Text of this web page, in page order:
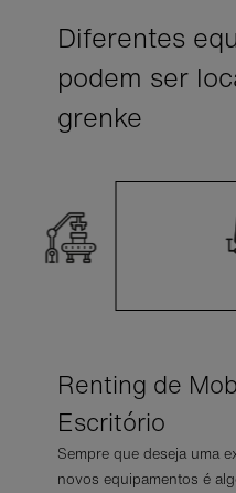
Diferentes
podem ser
grenke
Renting de
Escritório
Sempre que deseja uma
novos equipamentos é